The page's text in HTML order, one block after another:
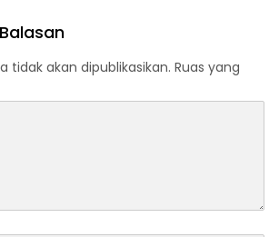
tidak akan dipublikasikan. Ruas yang